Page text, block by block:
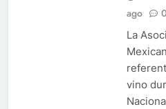
ago
0
La
vino